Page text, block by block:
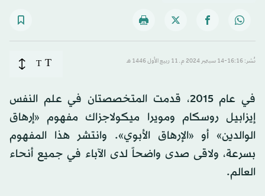
نُشر: 16:16-14 سبتمبر 2024 م ـ 11 ربيع الأول 1446 هـ T
T
في عام 2015، قدمت المتخصصتان في علم النفس
إيزابيل روسكام ومويرا ميكولاجزاك مفهوم «إرهاق
الوالدين» أو «الإرهاق الأبوي». وانتشر هذا المفهوم
بسرعة، ولاقى صدى واضحاً لدى الآباء في جميع أنحاء
العالم.